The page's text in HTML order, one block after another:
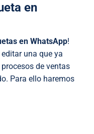
en
en WhatsApp!
una que ya
de ventas
Para ello haremos